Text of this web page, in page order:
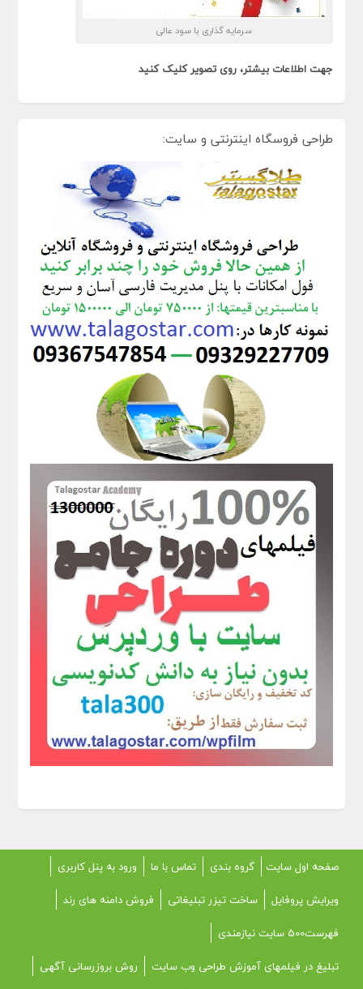
سرمایه گذاری با سود عالی
جهت اطلاعات بیشتر، روی تصویر کلیک کنید
طراحی فروسگاه اینترنتی و سایت:
صفحه اول سایت گروه بندی تماس با ما
ورود به پنل کاربری
ویرایش پروفایل
ساخت تیزر تبلیغاتی
فروش دامنه های رند
فهرست500 سایت نیازمندی
تبلیغ در فیلمهای آموزش طراحی وب سایت
روش بروزرسانی آگهی